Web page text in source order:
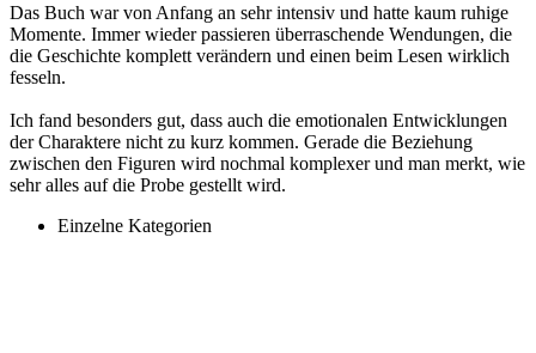
Das Buch war von Anfang an sehr intensiv und hatte kaum ruhige
Momente. Immer wieder passieren überraschende Wendungen, die
die Geschichte komplett verändern und einen beim Lesen wirklich
fesseln.
Ich fand besonders gut, dass auch die emotionalen Entwicklungen
der Charaktere nicht zu kurz kommen. Gerade die Beziehung
zwischen den Figuren wird nochmal komplexer und man merkt, wie
sehr alles auf die Probe gestellt wird.
Einzelne Kategorien